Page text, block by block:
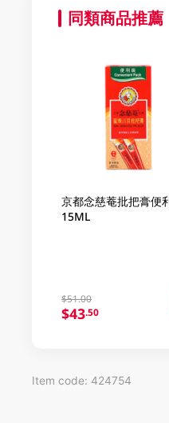
同類商品推薦
京都念慈菴批把膏便
15ML
$51.00
$43.50
Item code: 424754